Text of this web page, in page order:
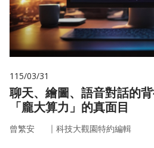
115/03/31
聊天、繪圖、語音對話的
「龐大算力」的真面目
曾繁安 ｜ 科技大觀園特約編輯